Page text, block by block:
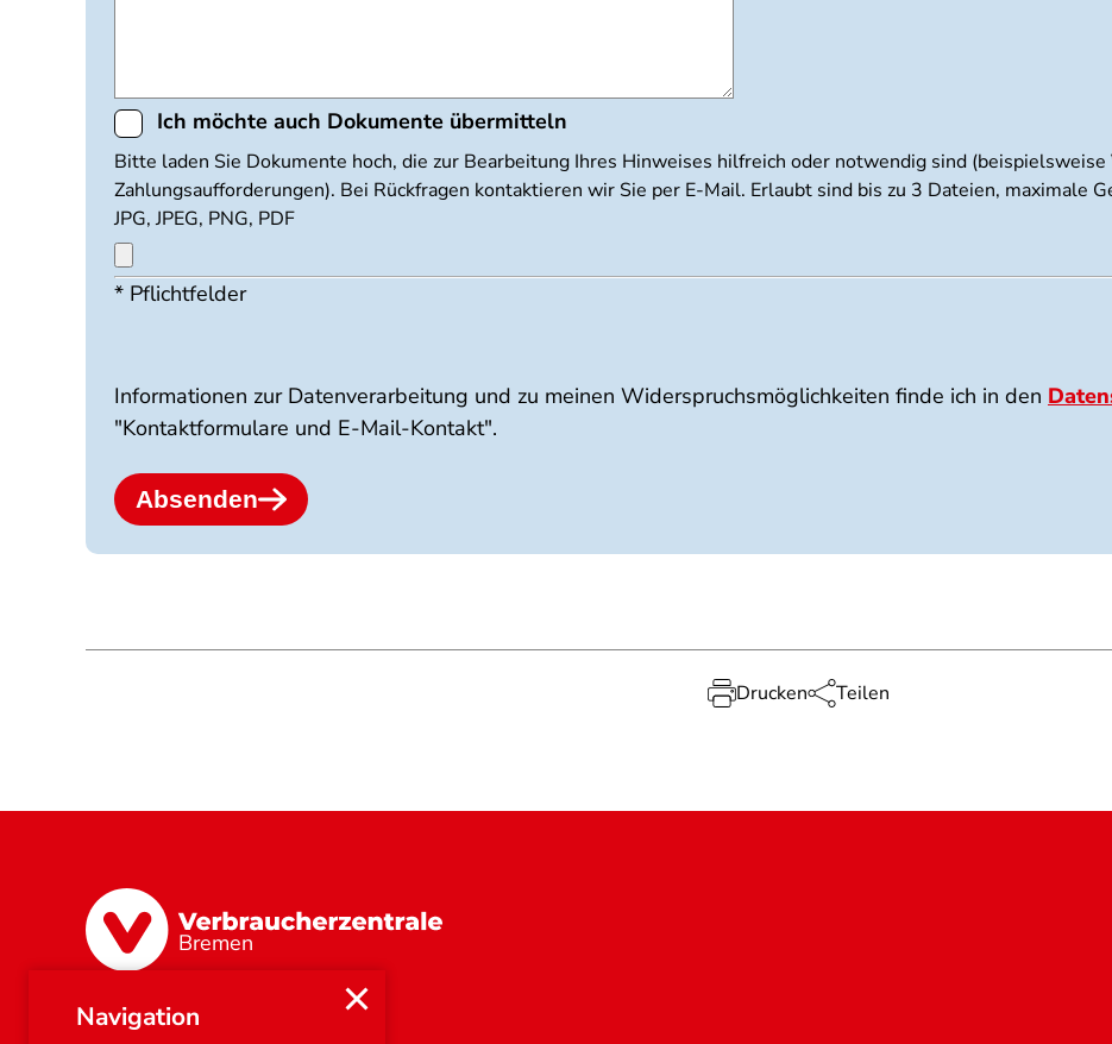
Navigation
Ich möchte auch Dokumente übermitteln
Dokumente
hochladen
Bitte laden Sie Dokumente hoch, die zur Bearbeitung Ihres Hinweises hilfreich oder notwendig sind (beispielsweise
Zahlungsaufforderungen). Bei Rückfragen kontaktieren wir Sie per E-Mail. Erlaubt sind bis zu 3 Dateien, maximale
JPG, JPEG, PNG, PDF
Maximal
10
MB
Limit.
Erlaubte
Dateitypen:
jpg
* Pflichtfelder
Informationen zur Datenverarbeitung und zu meinen Widerspruchsmöglichkeiten finde ich in den
"Kontaktformulare und E-Mail-Kontakt".
Absenden
Drucken Teilen
Bremen